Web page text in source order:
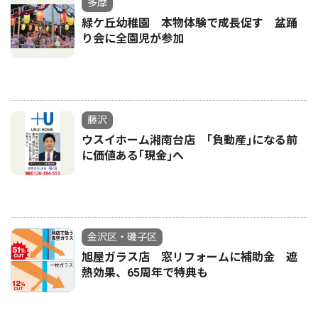
多摩
緑ケ丘幼稚園 本物体験で成長促す 盆踊
り会に全園児が参加
藤沢
ウスイホーム湘南台店 ｢負動産｣になる前
に価値ある｢現金｣へ
金沢区・磯子区
旭屋ガラス店 窓リフォームに補助金 遮
熱効果、65周年で特典も